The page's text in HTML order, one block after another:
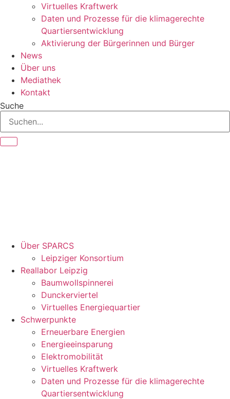
Virtuelles Kraftwerk
Daten und Prozesse für die klimagerechte
Quartiersentwicklung
Aktivierung der Bürgerinnen und Bürger
News
Über uns
Mediathek
Kontakt
Suche
Über SPARCS
Leipziger Konsortium
Reallabor Leipzig
Baumwollspinnerei
Dunckerviertel
Virtuelles Energiequartier
Schwerpunkte
Erneuerbare Energien
Energieeinsparung
Elektromobilität
Virtuelles Kraftwerk
Daten und Prozesse für die klimagerechte
Quartiersentwicklung